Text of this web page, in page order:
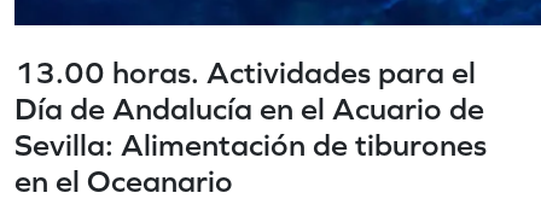
13.00 horas. Actividades para el
Día de Andalucía en el Acuario de
Sevilla: Alimentación de tiburones
en el Oceanario